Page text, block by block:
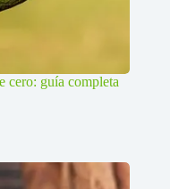
cero: guía completa